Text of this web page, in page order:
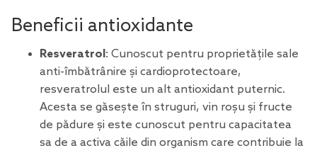
Beneficii antioxidante
Resveratrol: Cunoscut pentru proprietățile sale
anti-îmbătrânire și cardioprotectoare,
resveratrolul este un alt antioxidant puternic.
Acesta se găsește în struguri, vin roșu și fructe
de pădure și este cunoscut pentru capacitatea
sa de a activa căile din organism care contribuie la